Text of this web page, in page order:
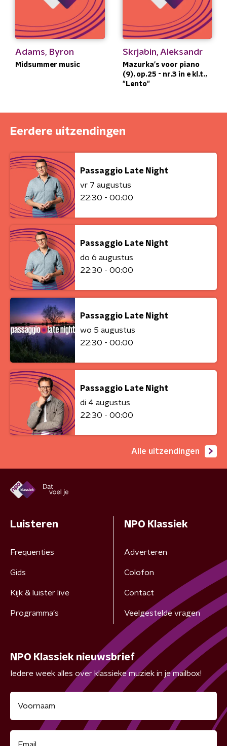
Adams, Byron
Midsummer music
Skrjabin, Aleksandr
Mazurka's voor piano
(9), op.25 - nr.3 in e kl.t.,
"Lento"
Eerdere uitzendingen
Passaggio Late Night
vr 7 augustus
22:30 - 00:00
Passaggio Late Night
do 6 augustus
22:30 - 00:00
Passaggio Late Night
wo 5 augustus
22:30 - 00:00
Passaggio Late Night
di 4 augustus
22:30 - 00:00
Alle uitzendingen
Luisteren
Frequenties
Gids
Kijk & luister live
Programma's
NPO Klassiek
Adverteren
Colofon
Contact
Veelgestelde vragen
NPO Klassiek nieuwsbrief
Iedere week alles over klassieke muziek in je mailbox!